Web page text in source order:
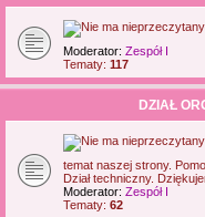
Moderator: Zespół I
Tematy: 117
DZIAŁ
temat naszej strony.
Dział techniczny.
Moderator: Zespół I
Tematy: 62